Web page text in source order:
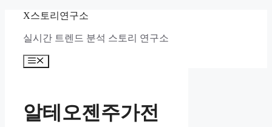
X스토리연구소
실시간 트렌드 분석 스토리 연구소
메
알테오젠주가전